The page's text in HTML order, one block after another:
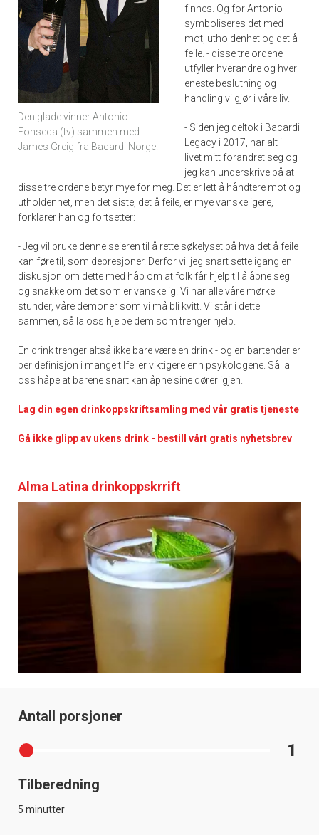
Den glade vinner Antonio
Fonseca (tv) sammen med
James Greig fra Bacardi Norge.
finnes. Og for Antonio
symboliseres det med
mot, utholdenhet og det å
feile. - disse tre ordene
utfyller hverandre og hver
eneste beslutning og
handling vi gjør i våre liv.
- Siden jeg deltok i Bacardi
Legacy i 2017, har alt i
livet mitt forandret seg og
jeg kan underskrive på at
disse tre ordene betyr mye for meg. Det er lett å håndtere mot og
utholdenhet, men det siste, det å feile, er mye vanskeligere,
forklarer han og fortsetter:
- Jeg vil bruke denne seieren til å rette søkelyset på hva det å feile
kan føre til, som depresjoner. Derfor vil jeg snart sette igang en
diskusjon om dette med håp om at folk får hjelp til å åpne seg
og snakke om det som er vanskelig. Vi har alle våre mørke
stunder, våre demoner som vi må bli kvitt. Vi står i dette
sammen, så la oss hjelpe dem som trenger hjelp.
En drink trenger altså ikke bare være en drink - og en bartender er
per definisjon i mange tilfeller viktigere enn psykologene. Så la
oss håpe at barene snart kan åpne sine dører igjen.
Lag din egen drinkoppskriftsamling med vår gratis tjeneste
Gå ikke glipp av ukens drink - bestill vårt gratis nyhetsbrev
Alma Latina drinkoppskrrift
Antall porsjoner
1
Tilberedning
5 minutter